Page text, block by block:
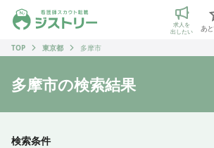
ジストリー 看護師の転職マッチング
求人を
出したい
あ
TOP
東京都 多摩市
多摩市の検索結果
検索条件